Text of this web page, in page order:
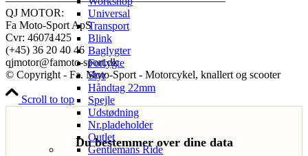
Universal
Transport
Blink
Baglygter
Forlygte
Styr
Håndtag 22mm
Spejle
Udstødning
Nr.pladeholder
Outlet
Gentlemans Ride
QJ MOTOR:
Fa Moto-Sport ApS
Cvr: 46071425
(+45) 36 20 40 46
qjmotor@famoto-sport.dk
© Copyright - Fa. Moto-Sport - Motorcykel, knallert og scooter
Scroll to top
Du bestemmer over dine data